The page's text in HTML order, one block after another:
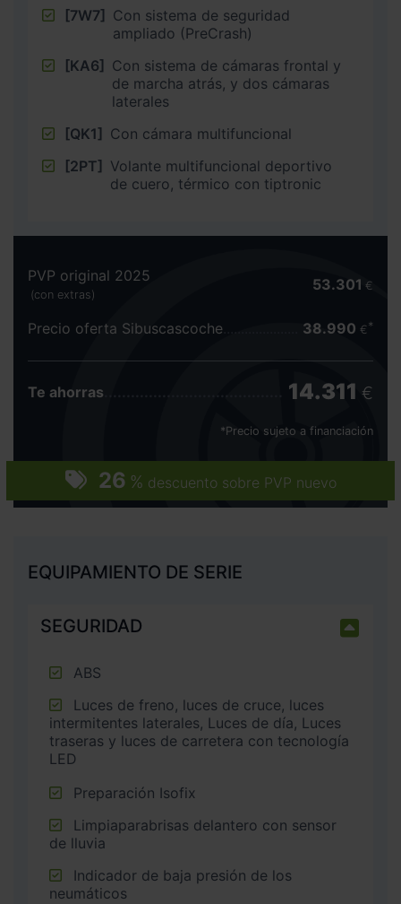
[7W7] Con sistema de seguridad
ampliado (PreCrash)
[KA6] Con sistema de cámaras frontal y
de marcha atrás, y dos cámaras
laterales
[QK1] Con cámara multifuncional
[2PT] Volante multifuncional deportivo
de cuero, térmico con tiptronic
26 % descuento sobre PVP nuevo
PVP original 2025
(con extras)
53.301 €
Precio oferta Sibuscascoche 38.990 €
Te ahorras 14.311 €
*Precio sujeto a financiación
EQUIPAMIENTO DE SERIE
SEGURIDAD
ABS
intermitentes laterales, Luces de día, Luces
traseras y luces de carretera con tecnología
LED
Preparación Isofix
de lluvia
neumáticos